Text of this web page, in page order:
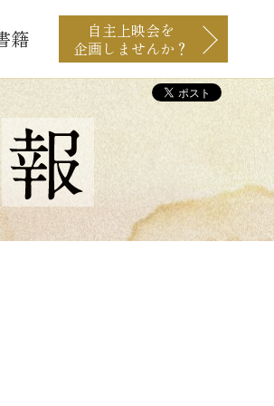
籍
自主上映会を
企画しませんか？